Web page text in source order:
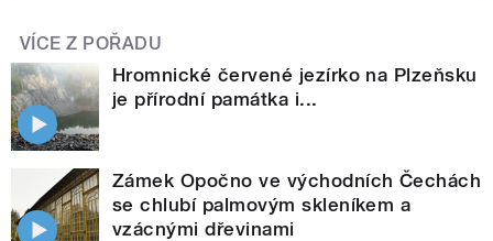
VÍCE Z POŘADU
Hromnické červené jezírko na Plzeňsku
je přírodní památka i...
Zámek Opočno ve východních Čechách
se chlubí palmovým skleníkem a
vzácnými dřevinami